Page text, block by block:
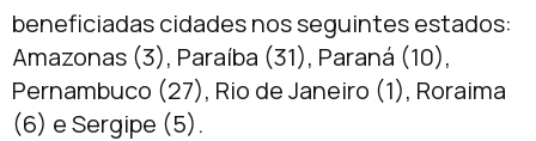
beneficiadas cidades nos seguintes estados:
Amazonas (3), Paraíba (31), Paraná (10),
Pernambuco (27), Rio de Janeiro (1), Roraima
(6) e Sergipe (5).